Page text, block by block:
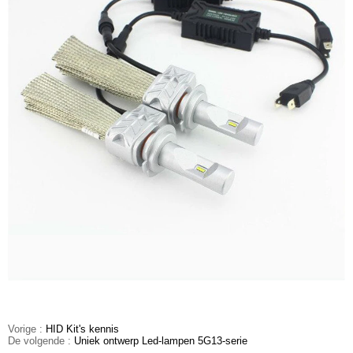
Vorige : HID Kit's kennis
De volgende : Uniek ontwerp Led-lampen 5G13-serie